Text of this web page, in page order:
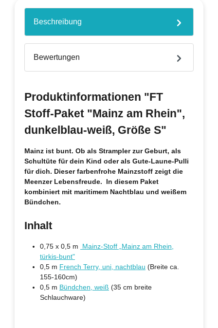
Beschreibung
Bewertungen
Produktinformationen "FT
Stoff-Paket "Mainz am Rhein",
dunkelblau-weiß, Größe S"
Mainz ist bunt. Ob als Strampler zur Geburt, als
Schultüte für dein Kind oder als Gute-Laune-Pulli
für dich. Dieser farbenfrohe Mainzstoff zeigt die
Meenzer Lebensfreude. In diesem Paket
kombiniert mit maritimem Nachtblau und weißem
Bündchen.
Inhalt
0,75 x 0,5 m
Mainz-Stoff „Mainz am Rhein,
türkis-bunt"
0,5 m French Terry, uni, nachtblau (Breite ca.
155-160cm)
0,5 m Bündchen, weiß (35 cm breite
Schlauchware)